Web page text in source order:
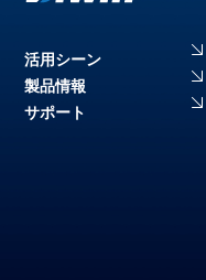
活用シーン
製品情報
サポート